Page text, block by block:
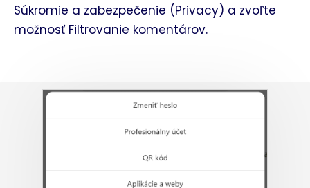
Súkromie a zabezpečenie (Privacy) a zvoľte
možnosť Filtrovanie komentárov.